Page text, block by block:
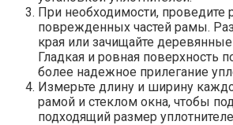
При необходимости, проведите
поврежденных частей рамы.​
края или зачищайте
Гладкая и ровная поверхность
более надежное прилегание
Измерьте длину и ширину
рамой и стеклом окна, чтобы
подходящий размер